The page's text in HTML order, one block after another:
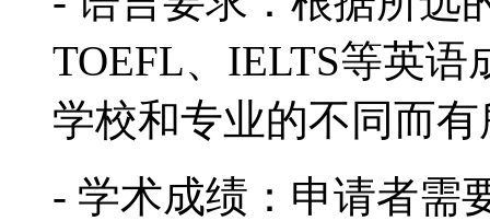
TOEFL、IELTS等英
学校和专业的不同而
- 学术成绩：申请者需